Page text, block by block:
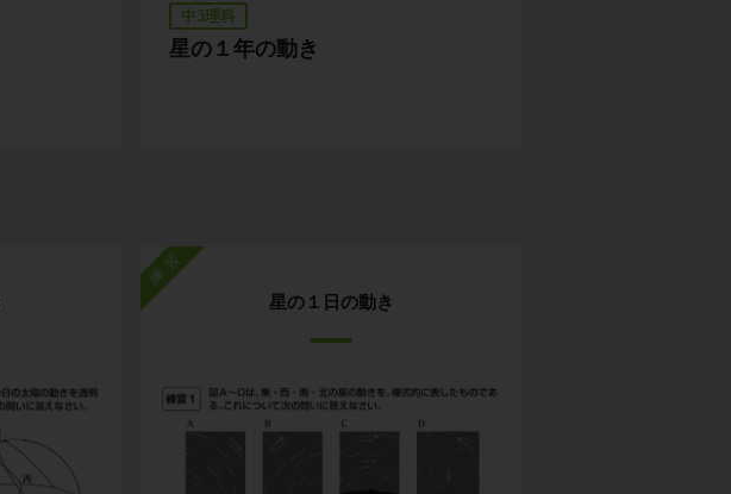
星の１年の動き
中3理科
練習
星の１日の動き